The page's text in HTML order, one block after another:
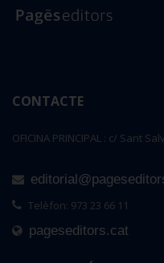
CONTACTE
OFICINA PRINCIPAL : c/ Sant
Telèfon: 973 23 66 11
pageseditors.cat